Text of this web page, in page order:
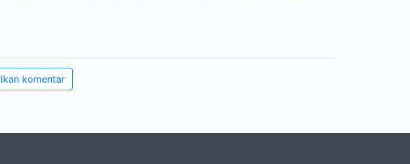
komentar